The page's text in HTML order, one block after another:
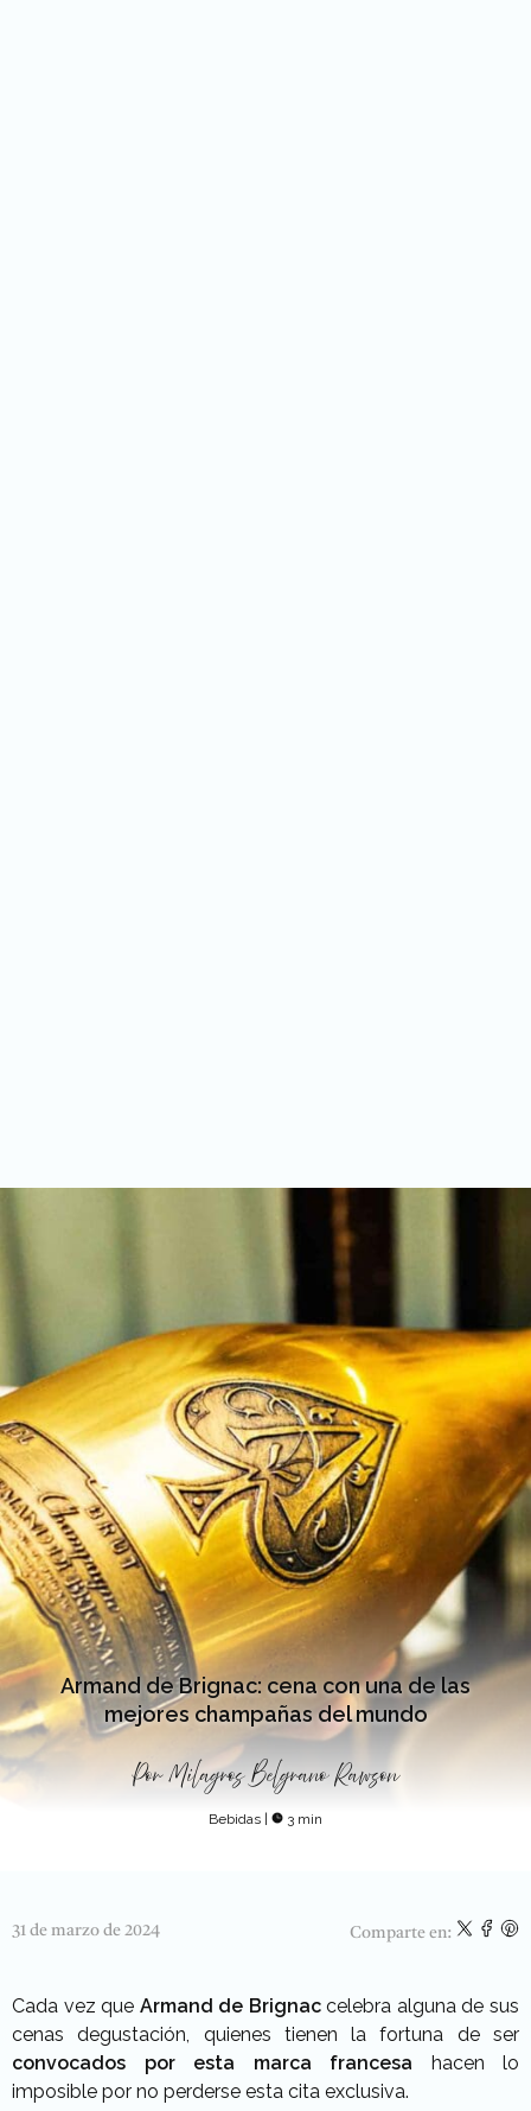
Armand de Brignac: cena con una de las
mejores champañas del mundo
Por Milagros Belgrano Rawson
Bebidas | 3 min
31 de marzo de 2024 Comparte en:
Cada vez que Armand de Brignaccelebra alguna de sus
cenas degustación, quienes tienen la fortuna de ser
convocados por esta marca francesa hacen lo
imposible por no perderse esta cita exclusiva.